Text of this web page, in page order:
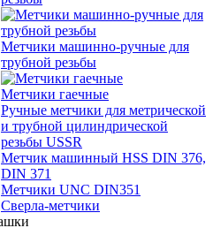
Метчики машинно-ручные для
трубной резьбы
Метчики гаечные
Ручные метчики для метрической
и трубной цилиндрической
резьбы USSR
Метчик машинный HSS DIN 376,
DIN 371
Метчики UNС DIN351
Сверла-метчики